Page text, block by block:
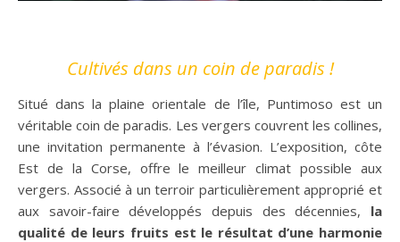
Cultivés dans un coin de paradis !
Situé dans la plaine orientale de l’île, Puntimoso est un
véritable coin de paradis. Les vergers couvrent les collines,
une invitation permanente à l’évasion. L’exposition, côte
Est de la Corse, offre le meilleur climat possible aux
vergers. Associé à un terroir particulièrement approprié et
aux savoir-faire développés depuis des décennies, la
qualité de leurs fruits est le résultat d’une harmonie